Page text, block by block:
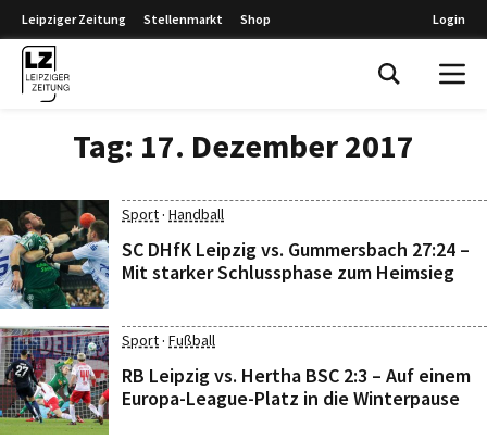
Leipziger Zeitung Stellenmarkt Shop Login
Tag: 17. Dezember 2017
Sport· Handball
SC DHfK Leipzig vs. Gummersbach 27:24 –
Mit starker Schlussphase zum Heimsieg
Sport· Fußball
RB Leipzig vs. Hertha BSC 2:3 – Auf einem
Europa-League-Platz in die Winterpause